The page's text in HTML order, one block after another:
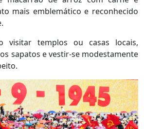
mais emblemático e reconhecido
visitar templos ou casas locais,
sapatos e vestir-se modestamente